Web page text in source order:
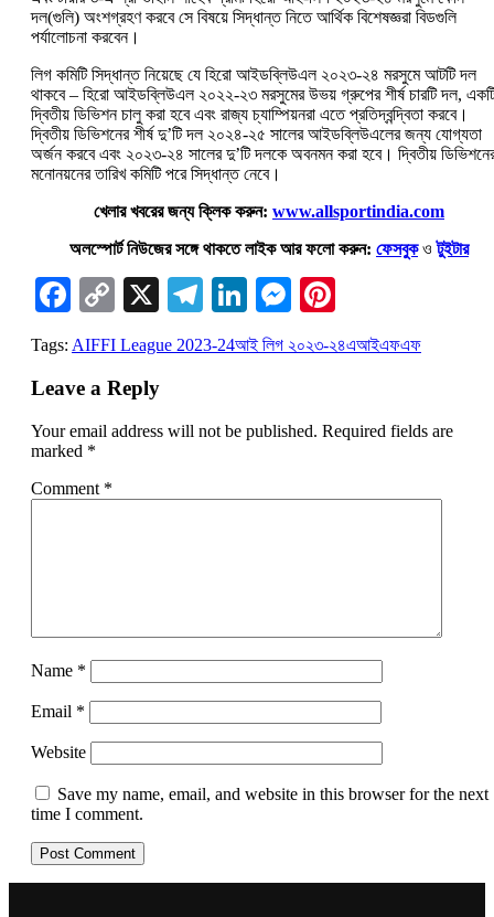
দল(গুলি) অংশগ্রহণ করবে সে বিষয়ে সিদ্ধান্ত নিতে আর্থিক বিশেষজ্ঞরা বিডগুলি
পর্যালোচনা করবেন।
লিগ কমিটি সিদ্ধান্ত নিয়েছে যে হিরো আইডব্লিউএল ২০২৩-২৪ মরসুমে আটটি দল
থাকবে – হিরো আইডব্লিউএল ২০২২-২৩ মরসুমের উভয় গ্রুপের শীর্ষ চারটি দল,
দ্বিতীয় ডিভিশন চালু করা হবে এবং রাজ্য চ্যাম্পিয়নরা এতে প্রতিদ্বন্দ্বিতা করবে।
দ্বিতীয় ডিভিশনের শীর্ষ দু’টি দল ২০২৪-২৫ সালের আইডব্লিউএলের জন্য যোগ্যতা
অর্জন করবে এবং ২০২৩-২৪ সালের দু’টি দলকে অবনমন করা হবে। দ্বিতীয়
মনোনয়নের তারিখ কমিটি পরে সিদ্ধান্ত নেবে।
খেলার খবরের জন্য ক্লিক করুন: www.allsportindia.com
অলস্পোর্ট নিউজের সঙ্গে থাকতে লাইক আর ফলো করুন: ফেসবুকওটুইটার
Facebook
Copy
Link
X Telegram
LinkedIn
Messenger
Tags: AIFFI League 2023-24আই লিগ ২০২৩-২৪এআইএফএফ
Leave a Reply
Your email address will not be published. Required fields are
marked *
Comment *
Name *
Email *
Website
Save my name, email, and website in this browser for the next
time I comment.